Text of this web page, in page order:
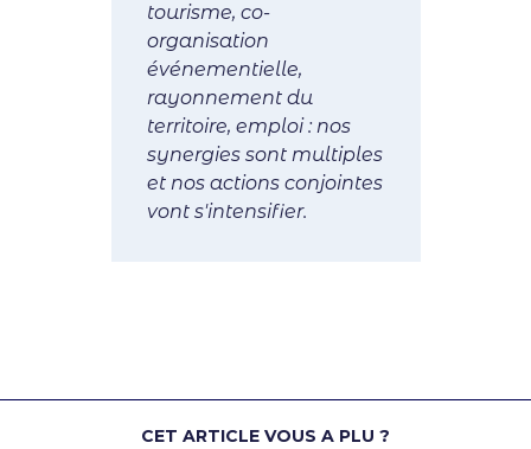
tourisme, co-
organisation
événementielle,
rayonnement du
territoire, emploi : nos
synergies sont multiples
et nos actions conjointes
vont s'intensifier.
CET ARTICLE VOUS A PLU ?